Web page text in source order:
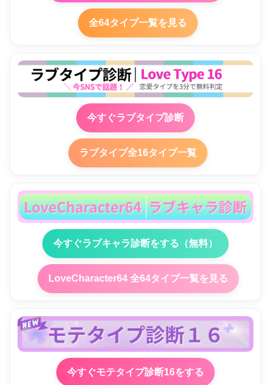
全64タイプ一覧を見る
今すぐラブタイプ診断
ラブタイプ全16タイプ一覧
今すぐラブキャラ診断をする（無料）
LoveCharacter64 全64タイプ一覧を見る
今すぐモテタイプ診断16をする